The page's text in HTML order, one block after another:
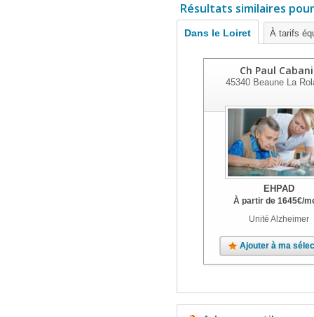
Résultats similaires
Dans le Loiret À tarifs
Ch Paul
45340Beaune La
EHPAD
À partir de 1645€/
Unité Alzheimer
Ajouter à ma